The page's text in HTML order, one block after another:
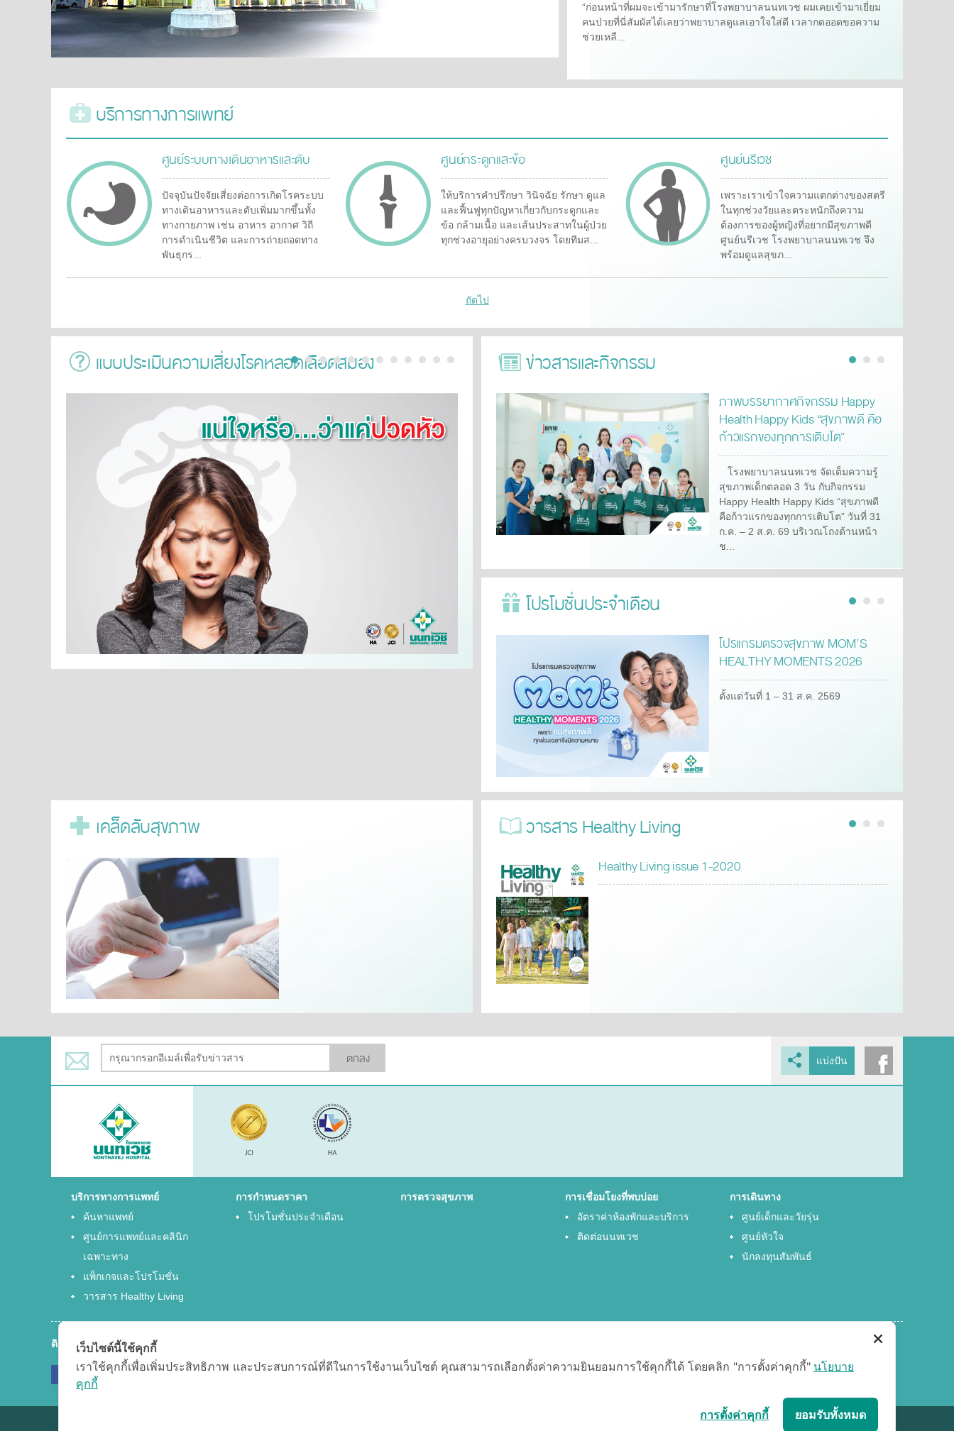
“ก่อนหน้าที่ผมจะเข้ามารักษาที่โรงพยาบาลนนทเวช ผมเคยเข้ามาเยี่ยม
คนป่วยที่นี่สัมผัสได้เลยว่าพยาบาลดูแลเอาใจใส่ดี เวลากดออดขอความ
ช่วยเหลื...
บริการทางการแพทย์
ศูนย์ระบบทางเดินอาหารและตับ
ปัจจุบันปัจจัยเสี่ยงต่อการเกิดโรคระบบ
ทางเดินอาหารและตับเพิ่มมากขึ้นทั้ง
ทางกายภาพ เช่น อาหาร อากาศ วิถี
การดำเนินชีวิต และการถ่ายถอดทาง
พันธุกร...
ศูนย์กระดูกและข้อ
ให้บริการคำปรึกษา วินิจฉัย รักษา ดูแล
และฟื้นฟูทุกปัญหาเกี่ยวกับกระดูกและ
ข้อ กล้ามเนื้อ และเส้นประสาทในผู้ป่วย
ทุกช่วงอายุอย่างครบวงจร โดยทีมส...
ศูนย์นรีเวช
เพราะเราเข้าใจความแตกต่างของสตรี
ในทุกช่วงวัยและตระหนักถึงความ
ต้องการของผู้หญิงที่อยากมีสุขภาพดี
ศูนย์นรีเวช โรงพยาบาลนนทเวช จึง
พร้อมดูแลสุขภ...
ถัดไป
แบบประเมินความเสี่ยงโรคหลอดเลือดสมอง ข่าวสารและกิจกรรม
ภาพบรรยากาศกิจกรรม Happy
Health Happy Kids “สุขภาพดี คือ
ก้าวแรกของทุกการเติบโต”
โรงพยาบาลนนทเวช จัดเต็มความรู้
สุขภาพเด็กตลอด 3 วัน กับกิจกรรม
Happy Health Happy Kids “สุขภาพดี
คือก้าวแรกของทุกการเติบโต” วันที่ 31
ก.ค. – 2 ส.ค. 69 บริเวณโถงด้านหน้า
ช...
โปรโมชั่นประจำเดือน
โปรแกรมตรวจสุขภาพ MOM’S
HEALTHY MOMENTS 2026
ตั้งแต่วันที่ 1 – 31 ส.ค. 2569
เคล็ดลับสุขภาพ วารสาร Healthy Living
Healthy Living issue 1-2020
ตกลง แบ่งปัน
บริการทางการแพทย์
ค้นหาแพทย์
ศูนย์การแพทย์และคลินิก
เฉพาะทาง
แพ็กเกจและโปรโมชั่น
วารสาร Healthy Living
การกำหนดราคา
โปรโมชั่นประจำเดือน
การตรวจสุขภาพ
การเชื่อมโยงที่พบบ่อย
อัตราค่าห้องพักและบริการ
ติดต่อนนทเวช
การเดินทาง
ศูนย์เด็กและวัยรุ่น
ศูนย์หัวใจ
นักลงทุนสัมพันธ์
ติดตามเรา
Facebook Twitter Google + Youtube แสดงผลได้ดีที่สุด
เว็บไซต์นี้ใช้คุกกี้
เราใช้คุกกี้เพื่อเพิ่มประสิทธิภาพ และประสบการณ์ที่ดีในการใช้งานเว็บไซต์ คุณสามารถเลือกตั้งค่าความยินยอมการใช้คุกกี้ได้ โดยคลิก "การตั้งค่าคุกกี้" นโยบาย
คุกกี้
ยอมรับทั้งหมด
การตั้งค่าคุกกี้